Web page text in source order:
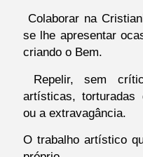
Colaborar na
se lhe apresentar
criando o Bem.
Repelir, sem
artísticas, torturadas
ou a extravagância.
O trabalho artístico